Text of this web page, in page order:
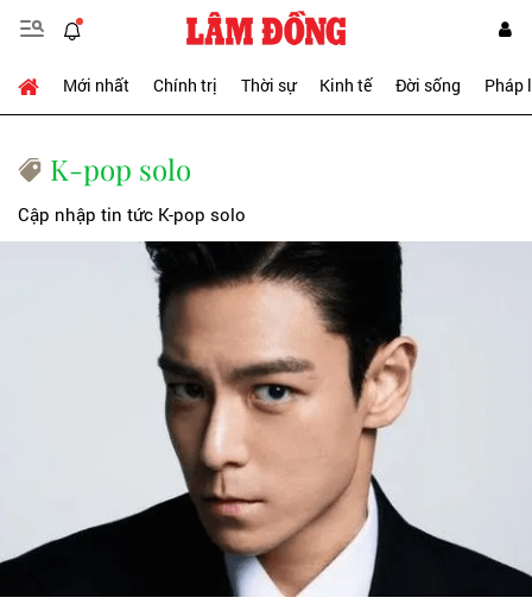
Mới nhất Chính trị Thời sự Kinh tế Đời sống Pháp
K-pop solo
Cập nhập tin tức K-pop solo